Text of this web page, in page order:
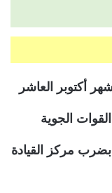
أكتوبر العاشر
حدد قائد القوات الجوية
مركز القيادة